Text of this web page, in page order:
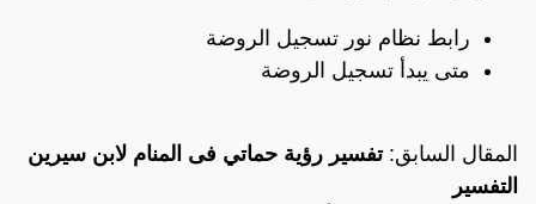
رابط نظام نور تسجيل الروضة
متى يبدأ تسجيل الروضة
المقال السابق:تفسير رؤية حماتي فى المنام لابن سيرين
التفسير